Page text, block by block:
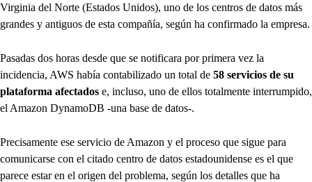
Virginia del Norte (Estados Unidos), uno de los centros de datos más
grandes y antiguos de esta compañía, según ha confirmado la empresa.
Pasadas dos horas desde que se notificara por primera vez la
incidencia, AWS había contabilizado un total de 58 servicios de su
plataforma afectados e, incluso, uno de ellos totalmente interrumpido,
el Amazon DynamoDB -una base de datos-.
Precisamente ese servicio de Amazon y el proceso que sigue para
comunicarse con el citado centro de datos estadounidense es el que
parece estar en el origen del problema, según los detalles que ha